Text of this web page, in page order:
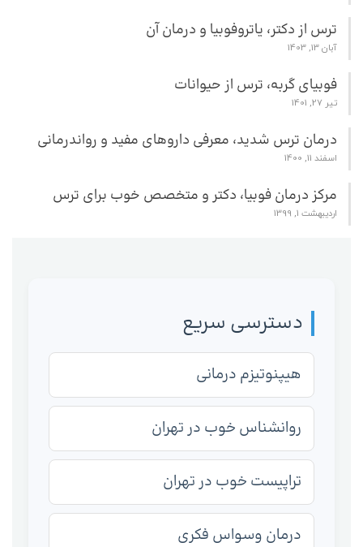
ترس از دکتر، یاتروفوبیا و درمان آن
آبان 13, 1403
فوبیای گربه، ترس از حیوانات
تیر 27, 1401
درمان ترس شدید، معرفی داروهای مفید و رواندرمانی
اسفند 11, 1400
مرکز درمان فوبیا، دکتر و متخصص خوب برای ترس
اردیبهشت 1, 1399
دسترسی سریع
هیپنوتیزم درمانی
روانشناس خوب در تهران
تراپیست خوب در تهران
درمان وسواس فکری